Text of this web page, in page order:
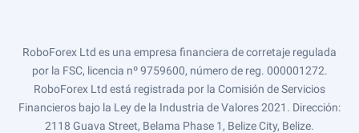
RoboForex Ltd es una empresa financiera de corretaje regulada
por la FSC, licencia nº 9759600, número de reg. 000001272.
RoboForex Ltd está registrada por la Comisión de Servicios
Financieros bajo la Ley de la Industria de Valores 2021. Dirección:
2118 Guava Street, Belama Phase 1, Belize City, Belize.